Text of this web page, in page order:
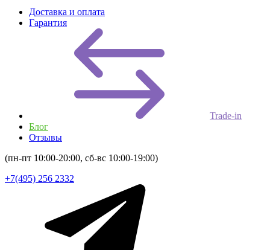
Доставка и оплата
Гарантия
Trade-in
Блог
Отзывы
(пн-пт 10:00-20:00, сб-вс 10:00-19:00)
+7(495) 256 2332